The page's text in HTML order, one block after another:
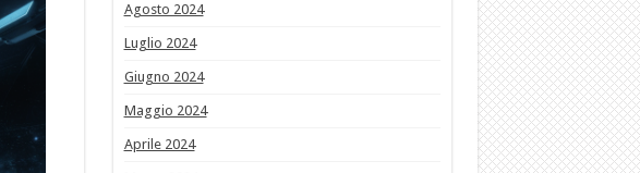
Agosto 2024
Luglio 2024
Giugno 2024
Maggio 2024
Aprile 2024